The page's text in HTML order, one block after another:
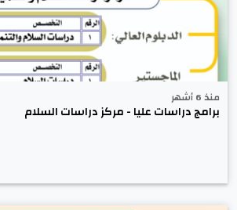
منذ 6 أشهر
برامج دراسات عليا - مركز دراسات السلام